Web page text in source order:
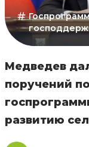
Медведев
поручений
развитию